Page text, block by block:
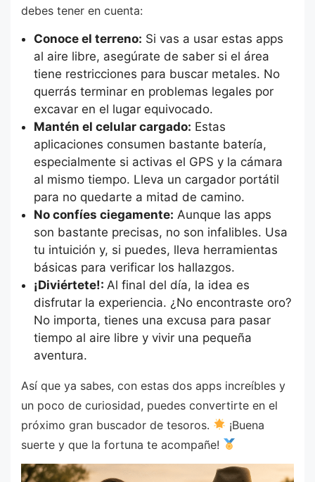
debes tener en cuenta:
Conoce el terreno: Si vas a usar estas apps
al aire libre, asegúrate de saber si el área
tiene restricciones para buscar metales. No
querrás terminar en problemas legales por
excavar en el lugar equivocado.
Mantén el celular cargado: Estas
aplicaciones consumen bastante batería,
especialmente si activas el GPS y la cámara
al mismo tiempo. Lleva un cargador portátil
para no quedarte a mitad de camino.
No confíes ciegamente: Aunque las apps
son bastante precisas, no son infalibles. Usa
tu intuición y, si puedes, lleva herramientas
básicas para verificar los hallazgos.
¡Diviértete!: Al final del día, la idea es
disfrutar la experiencia. ¿No encontraste oro?
No importa, tienes una excusa para pasar
tiempo al aire libre y vivir una pequeña
aventura.
Así que ya sabes, con estas dos apps increíbles y
un poco de curiosidad, puedes convertirte en el
próximo gran buscador de tesoros.
¡Buena
suerte y que la fortuna te acompañe!